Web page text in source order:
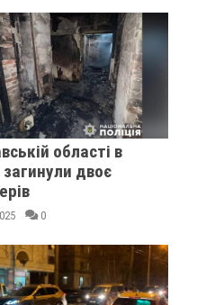
області в
двоє
0